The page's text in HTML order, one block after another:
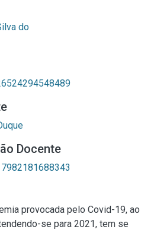
do
Docente
provocada pelo Covid-19, ao
se para 2021, tem se